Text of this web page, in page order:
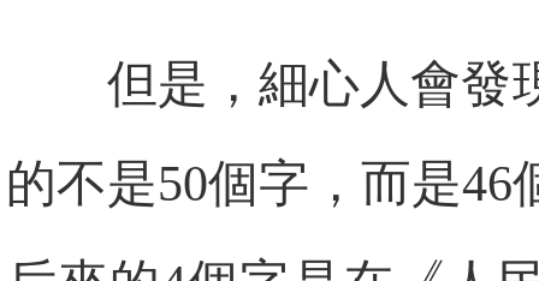
但是，細心人會發
的不是50個字，而是